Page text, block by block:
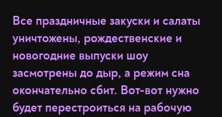
Все праздничные закуски и салаты
уничтожены, рождественские и
новогодние выпуски шоу
засмотрены до дыр, а режим сна
окончательно сбит. Вот-вот нужно
будет перестроиться на рабочую